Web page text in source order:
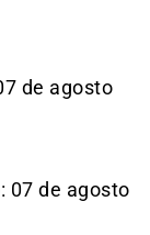
de agosto
07 de agosto